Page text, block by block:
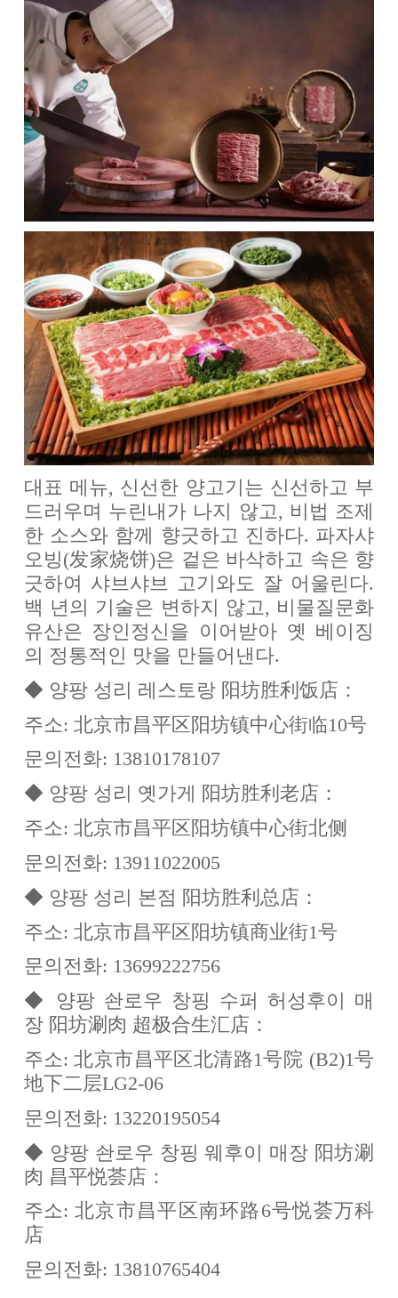
대표 메뉴, 신선한 양고기는 신선하고 부
드러우며 누린내가 나지 않고, 비법 조제
한 소스와 함께 향긋하고 진하다. 파자샤
오빙(发家烧饼)은 겉은 바삭하고 속은 향
긋하여 샤브샤브 고기와도 잘 어울린다.
백 년의 기술은 변하지 않고, 비물질문화
유산은 장인정신을 이어받아 옛 베이징
의 정통적인 맛을 만들어낸다.
◆ 양팡 성리 레스토랑 阳坊胜利饭店：
주소: 北京市昌平区阳坊镇中心街临10号
문의전화: 13810178107
◆ 양팡 성리 옛가게 阳坊胜利老店：
주소: 北京市昌平区阳坊镇中心街北侧
문의전화: 13911022005
◆ 양팡 성리 본점 阳坊胜利总店：
주소: 北京市昌平区阳坊镇商业街1号
문의전화: 13699222756
◆ 양팡 솬로우 창핑 수퍼 허성후이 매
장 阳坊涮肉 超极合生汇店：
주소: 北京市昌平区北清路1号院 (B2)1号
地下二层LG2-06
문의전화: 13220195054
◆ 양팡 솬로우 창핑 웨후이 매장 阳坊涮
肉 昌平悦荟店：
주소: 北京市昌平区南环路6号悦荟万科
店
문의전화: 13810765404